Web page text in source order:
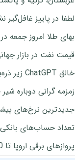
لطفا در پاییز غافل‌گیر
بهای طلا امروز جمعه
قیمت نفت در بازار جهانی؛ برنت
خالق ChatGPT زیر ذره‌بین وزارت دادگستری آمریکا
زمزمه گرانی دوباره
جدیدترین نرخ‌های پیشنهادی
تعداد حساب‌های
پروازهای برقی اروپا تا 2030 آغاز می‌شود